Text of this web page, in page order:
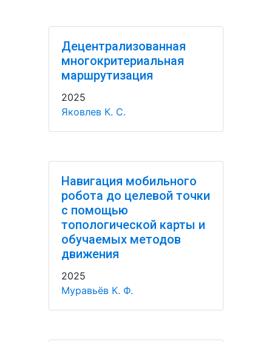
Децентрализованная
многокритериальная
маршрутизация
2025
Яковлев К. С.
Навигация мобильного
робота до целевой точки
с помощью
топологической карты и
обучаемых методов
движения
2025
Муравьёв К. Ф.